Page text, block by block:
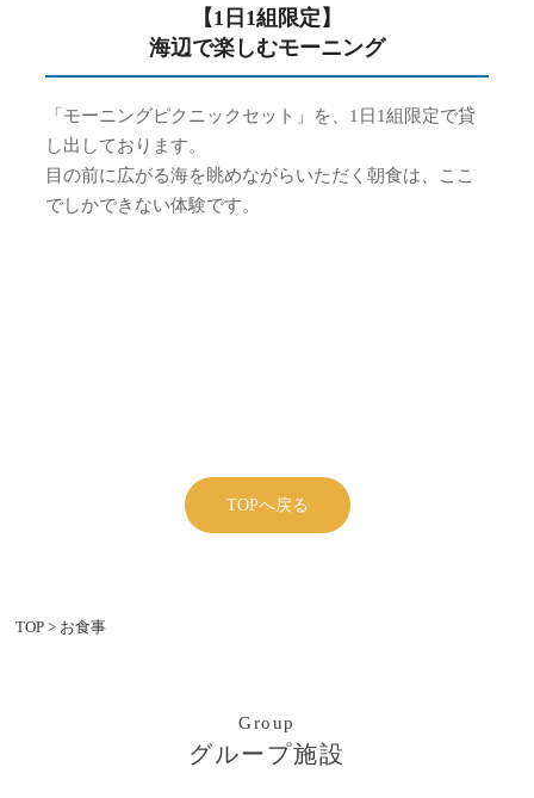
【1日1組限定】
海辺で楽しむモーニング
「モーニングピクニックセット」を、1日1組限定で貸
し出しております。
目の前に広がる海を眺めながらいただく朝食は、ここ
でしかできない体験です。
TOPへ戻る
TOP > お食事
Group
グループ施設